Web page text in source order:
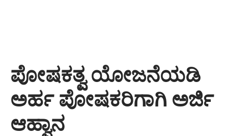
ಪೋಷಕತ್ವ ಯೋಜನೆಯಡಿ
ಅರ್ಹ ಪೋಷಕರಿಗಾಗಿ ಅರ್ಜಿ
ಆಹ್ವಾನ